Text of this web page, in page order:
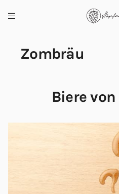
Zombräu
Biere